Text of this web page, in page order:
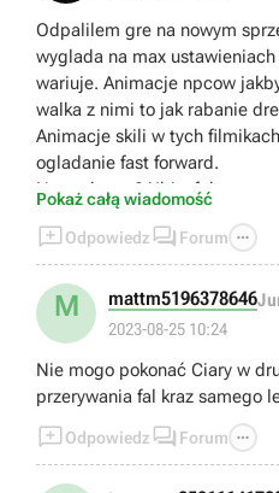
Odpalilem gre na nowym
wyglada na max
wariuje. Animacje npcow
walka z nimi to jak rabanie
Animacje skili w tych
ogladanie fast forward.
Normalne to? Ubisoft
Pokaż całą wiadomość
Odpowiedz  Forum 
M mattm5196378646
2023-08-25 10:24
Nie mogo pokonać Ciary w
przerywania fal kraz samego
Odpowiedz  Forum 